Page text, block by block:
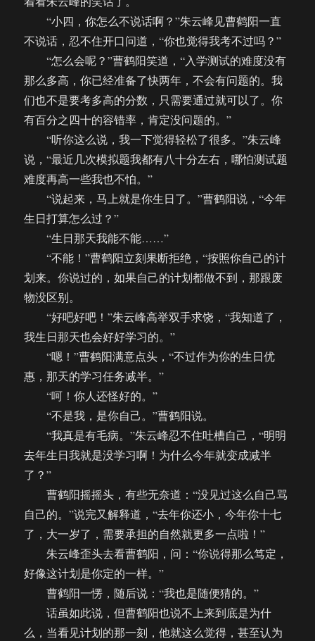
“小四，你怎么不说话啊？”朱云峰见曹鹤阳一直
不说话，忍不住开口问道，“你也觉得我考不过吗？”
“怎么会呢？”曹鹤阳笑道，“入学测试的难度没有
那么多高，你已经准备了快两年，不会有问题的。我
们也不是要考多高的分数，只需要通过就可以了。你
有百分之四十的容错率，肯定没问题的。”
“听你这么说，我一下觉得轻松了很多。”朱云峰
说，“最近几次模拟题我都有八十分左右，哪怕测试题
难度再高一些我也不怕。”
“说起来，马上就是你生日了。”曹鹤阳说，“今年
生日打算怎么过？”
“生日那天我能不能……”
“不能！”曹鹤阳立刻果断拒绝，“按照你自己的计
划来。你说过的，如果自己的计划都做不到，那跟废
物没区别。
“好吧好吧！”朱云峰高举双手求饶，“我知道了，
我生日那天也会好好学习的。”
“嗯！”曹鹤阳满意点头，“不过作为你的生日优
惠，那天的学习任务减半。”
“呵！你人还怪好的。”
“不是我，是你自己。”曹鹤阳说。
“我真是有毛病。”朱云峰忍不住吐槽自己，“明明
去年生日我就是没学习啊！为什么今年就变成减半
了？”
曹鹤阳摇摇头，有些无奈道：“没见过这么自己骂
自己的。”说完又解释道，“去年你还小，今年你十七
了，大一岁了，需要承担的自然就更多一点啦！”
朱云峰歪头去看曹鹤阳，问：“你说得那么笃定，
好像这计划是你定的一样。”
曹鹤阳一愣，随后说：“我也是随便猜的。”
话虽如此说，但曹鹤阳也说不上来到底是为什
么，当看见计划的那一刻，他就这么觉得，甚至认为